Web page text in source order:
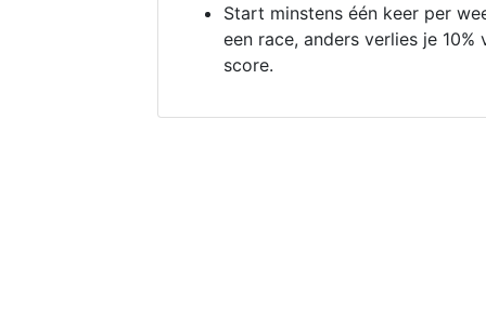
Start minstens één keer per
een race, anders verlies je 10%
score.